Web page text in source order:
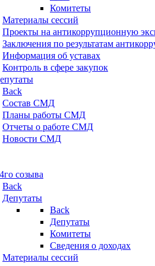
Комитеты
Материалы сессий
Проекты на антикоррупционную
Заключения по результатам
Информация об уставах
Контроль в сфере закупок
Back
Состав СМД
Планы работы СМД
Отчеты о работе СМД
Новости СМД
созыва
Back
Депутаты
Back
Депутаты
Комитеты
Сведения о доходах
Материалы сессий